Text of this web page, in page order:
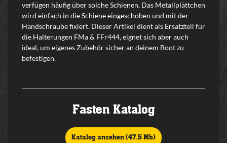
verfügen häufig über solche Schienen. Das Metallplättchen
wird einfach in die Schiene eingeschoben und mit der
Handschraube fixiert. Dieser Artikel dient als Ersatzteil für
die Halterungen FMa & FFr444, eignet sich aber auch
ideal, um eigenes Zubehör sicher an deinem Boot zu
befestigen.
Fasten Katalog
Katalog ansehen (47,5 Mb)